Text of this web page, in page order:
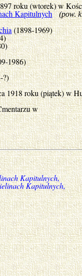
roku (wtorek) w
Kapitulnych (pow.
(1898-1969)
1986)
?)
1918 roku (piątek) w
w
Kapitulnych,
Kapitulnych,